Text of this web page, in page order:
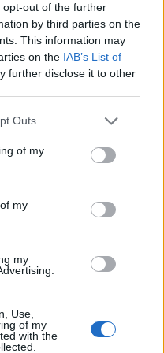
out of the further
by third parties on the
This information may
on the IAB’s List of
further disclose it to other
Outs
of my
my
my
Use,
of my
with the
del